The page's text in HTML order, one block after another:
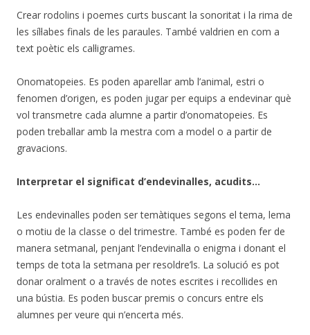
Crear rodolins i poemes curts buscant la sonoritat i la rima de
les síl·labes finals de les paraules. També valdrien en com a
text poètic els cal·ligrames.
Onomatopeies. Es poden aparellar amb l’animal, estri o
fenomen d’origen, es poden jugar per equips a endevinar què
vol transmetre cada alumne a partir d’onomatopeies. Es
poden treballar amb la mestra com a model o a partir de
gravacions.
Interpretar el significat d’endevinalles, acudits…
Les endevinalles poden ser temàtiques segons el tema, lema
o motiu de la classe o del trimestre. També es poden fer de
manera setmanal, penjant l’endevinalla o enigma i donant el
temps de tota la setmana per resoldre’ls. La solució es pot
donar oralment o a través de notes escrites i recollides en
una bústia. Es poden buscar premis o concurs entre els
alumnes per veure qui n’encerta més.